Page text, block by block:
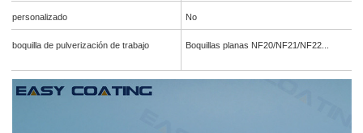
personalizado No
boquilla de pulverización de trabajo Boquillas planas NF20/NF21/NF22...